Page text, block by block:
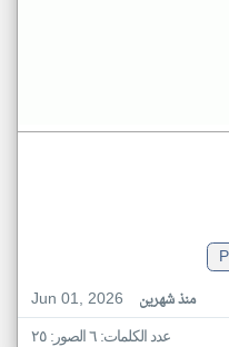
Jun 01, 2026
منذ شهرين
عدد الكلمات: ٦ الصور: ٢٥